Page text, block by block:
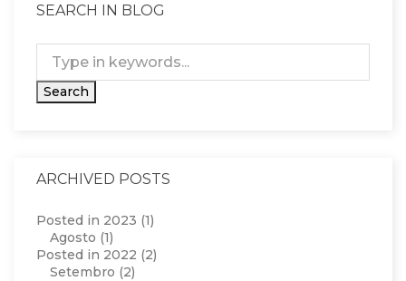
SEARCH IN BLOG
ARCHIVED POSTS
Posted in 2023 (1)
Agosto (1)
Posted in 2022 (2)
Setembro (2)